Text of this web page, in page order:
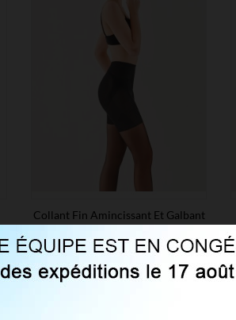
Collant Fin Amincissant Et Galbant
20 Deniers